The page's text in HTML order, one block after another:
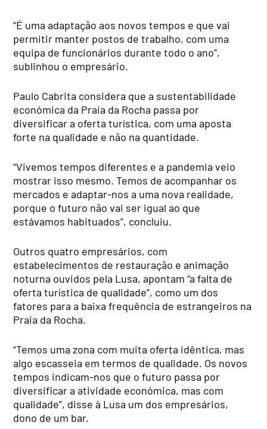
“É uma adaptação aos novos tempos e que vai
permitir manter postos de trabalho, com uma
equipa de funcionários durante todo o ano”,
sublinhou o empresário.
Paulo Cabrita considera que a sustentabilidade
económica da Praia da Rocha passa por
diversificar a oferta turística, com uma aposta
forte na qualidade e não na quantidade.
“Vivemos tempos diferentes e a pandemia veio
mostrar isso mesmo. Temos de acompanhar os
mercados e adaptar-nos a uma nova realidade,
porque o futuro não vai ser igual ao que
estávamos habituados”, concluiu.
Outros quatro empresários, com
estabelecimentos de restauração e animação
noturna ouvidos pela Lusa, apontam “a falta de
oferta turística de qualidade”, como um dos
fatores para a baixa frequência de estrangeiros na
Praia da Rocha.
“Temos uma zona com muita oferta idêntica, mas
algo escasseia em termos de qualidade. Os novos
tempos indicam-nos que o futuro passa por
diversificar a atividade económica, mas com
qualidade”, disse à Lusa um dos empresários,
dono de um bar.